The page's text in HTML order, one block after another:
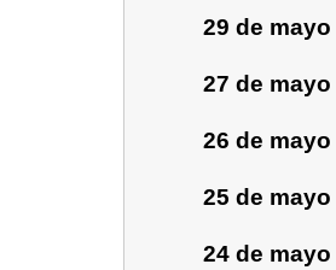
29 de mayo
27 de mayo
26 de mayo
25 de mayo
24 de mayo